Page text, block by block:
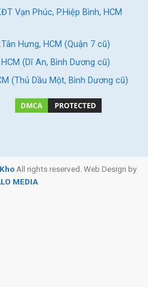
Vạn Phúc, P.Hiệp Bình, HCM
Hưng, HCM (Quận 7 cũ)
(Dĩ An, Bình Dương cũ)
(Thủ Dầu Một, Bình Dương cũ)
All rights reserved. Web Design by
MEDIA